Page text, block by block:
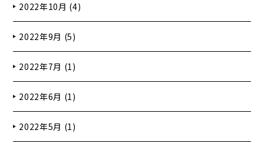
2022年10月 (4)
2022年9月 (5)
2022年7月 (1)
2022年6月 (1)
2022年5月 (1)